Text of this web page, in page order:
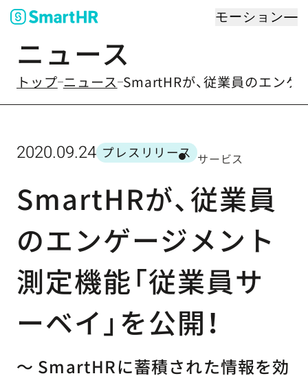
モーション
ニュース
トップ ニュースのなかの
SmartHRが、従業員のエンゲ
2020.09.24
カテゴリー
プレスリリース サービス
SmartHRが、従業員
のエンゲージメント
測定機能「従業員サ
ーベイ」を公開！
〜 SmartHRに蓄積された情報を効